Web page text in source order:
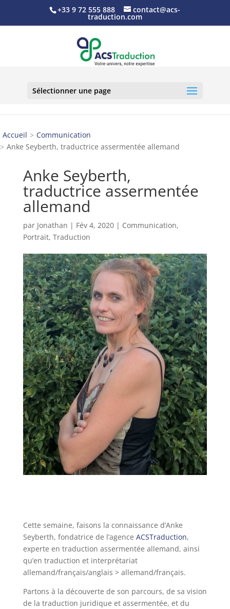
+33 9 72 555 888 contact@acs-
traduction.com
Sélectionner une page
Accueil
Communication
Anke Seyberth, traductrice assermentée allemand
Anke Seyberth,
traductrice assermentée
allemand
par Jonathan | Fév 4, 2020| Communication,
Portrait, Traduction
Cette semaine, faisons la connaissance d’Anke
Seyberth, fondatrice de l’agence ACSTraduction,
experte en traduction assermentée allemand, ainsi
qu’en traduction et interprétariat
allemand/français/anglais > allemand/français.
Partons à la découverte de son parcours, de sa vision
de la traduction juridique et assermentée, et du